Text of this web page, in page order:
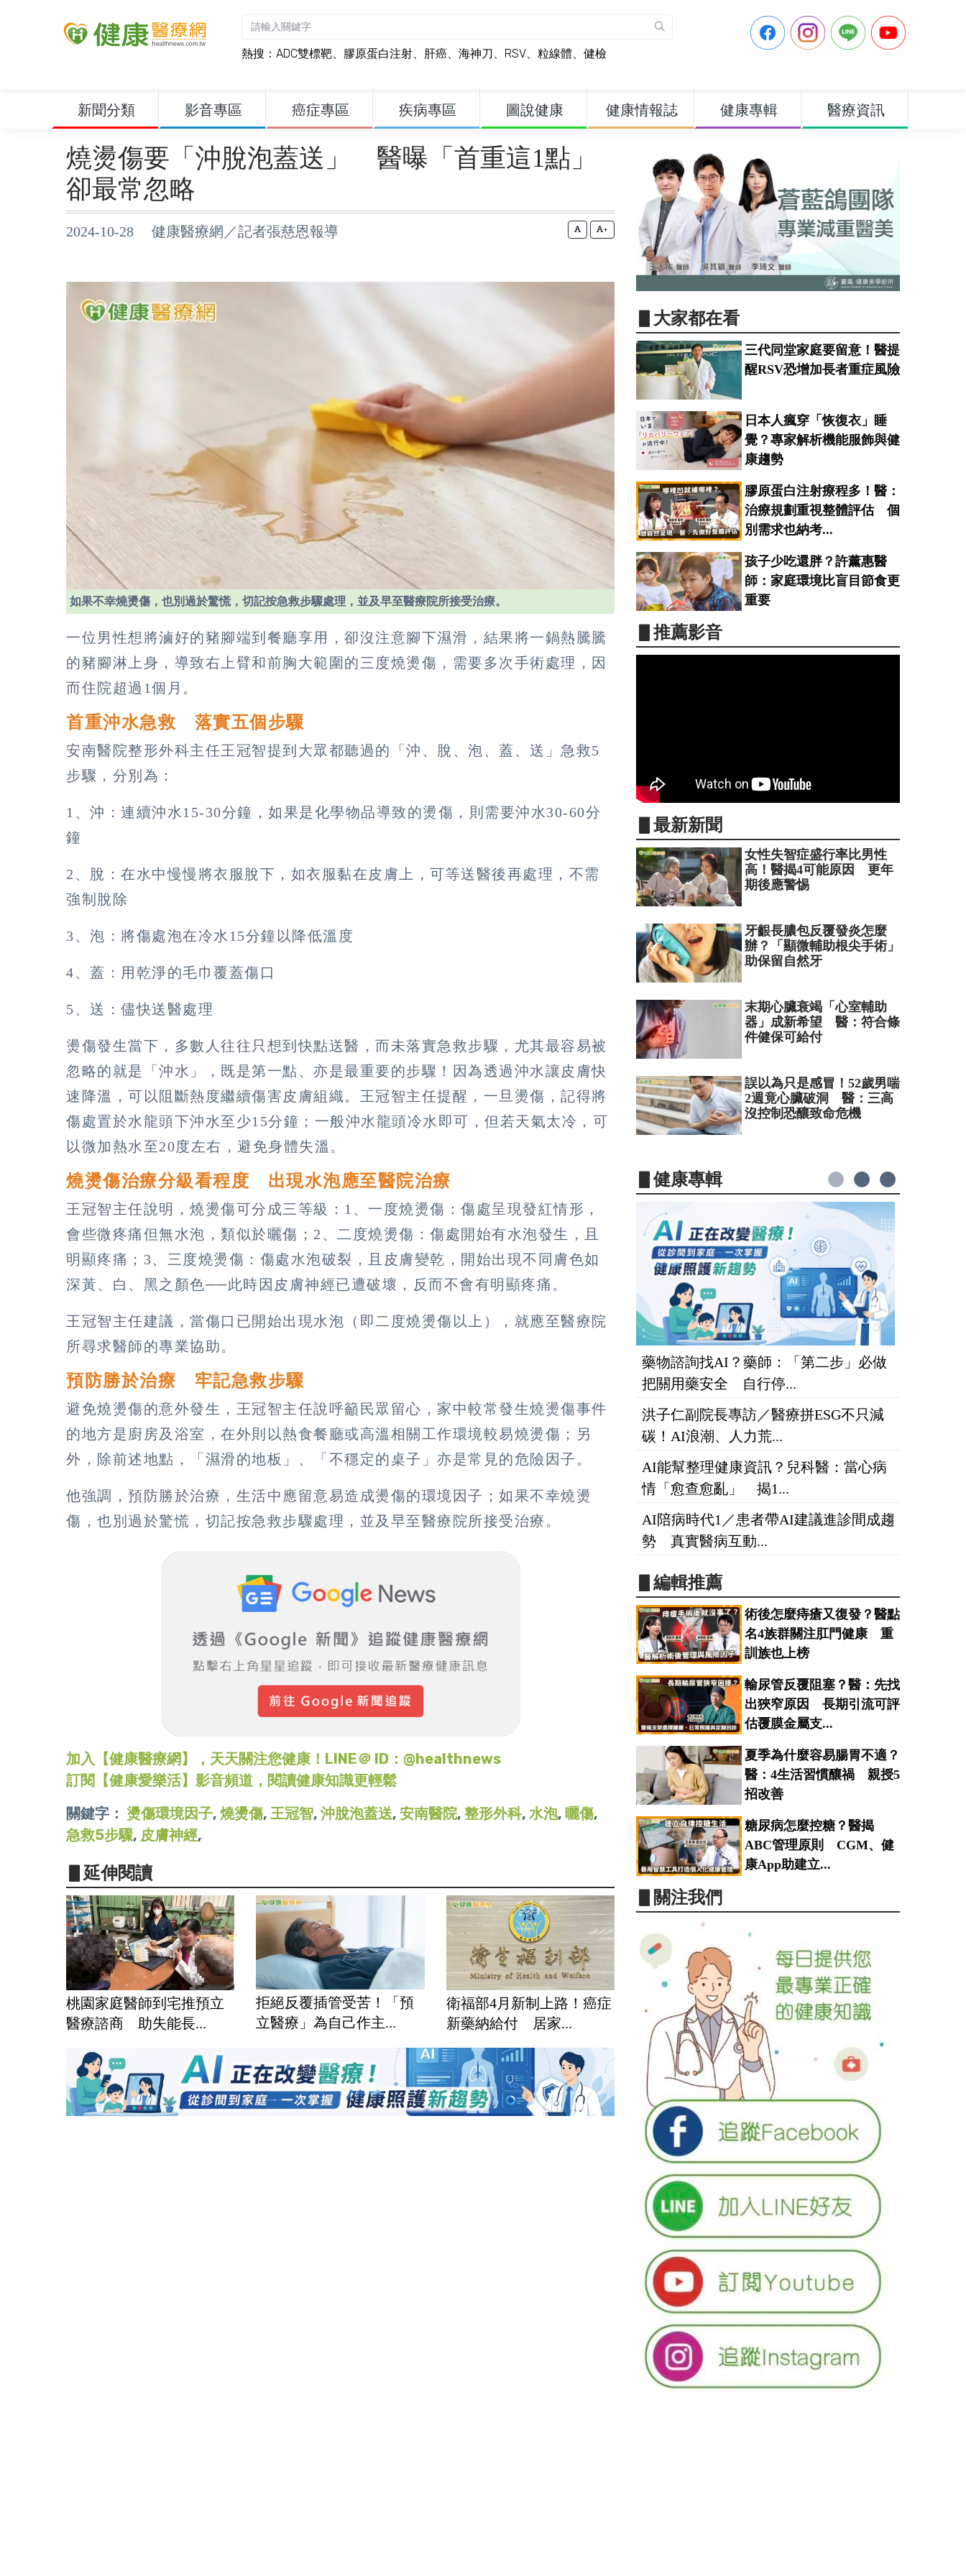
熱搜： ADC雙標靶、 膠原蛋白注射、 肝癌、 海神刀 、 RSV、 粒線體、 健檢
新聞分類 影音專區 癌症專區 疾病專區 圖說健康 健康情報誌 健康專輯 醫療資訊
燒燙傷要「沖脫泡蓋送」 醫曝「首重這1點」
卻最常忽略
2024-10-28 健康醫療網／記者張慈恩報導 +
如果不幸燒燙傷，也別過於驚慌，切記按急救步驟處理，並及早至醫療院所接受治療。
一位男性想將滷好的豬腳端到餐廳享用，卻沒注意腳下濕滑，結果將一鍋熱騰騰
的豬腳淋上身，導致右上臂和前胸大範圍的三度燒燙傷，需要多次手術處理，因
而住院超過1個月。
首重沖水急救 落實五個步驟
安南醫院整形外科主任王冠智提到大眾都聽過的「沖、脫、泡、蓋、送」急救5
步驟，分別為：
1、沖：連續沖水15-30分鐘，如果是化學物品導致的燙傷，則需要沖水30-60分
鐘
2、脫：在水中慢慢將衣服脫下，如衣服黏在皮膚上，可等送醫後再處理，不需
強制脫除
3、泡：將傷處泡在冷水15分鐘以降低溫度
4、蓋：用乾淨的毛巾覆蓋傷口
5、送：儘快送醫處理
燙傷發生當下，多數人往往只想到快點送醫，而未落實急救步驟，尤其最容易被
忽略的就是「沖水」，既是第一點、亦是最重要的步驟！因為透過沖水讓皮膚快
速降溫，可以阻斷熱度繼續傷害皮膚組織。王冠智主任提醒，一旦燙傷，記得將
傷處置於水龍頭下沖水至少15分鐘；一般沖水龍頭冷水即可，但若天氣太冷，可
以微加熱水至20度左右，避免身體失溫。
燒燙傷治療分級看程度 出現水泡應至醫院治療
王冠智主任說明，燒燙傷可分成三等級：1、一度燒燙傷：傷處呈現發紅情形，
會些微疼痛但無水泡，類似於曬傷；2、二度燒燙傷：傷處開始有水泡發生，且
明顯疼痛；3、三度燒燙傷：傷處水泡破裂，且皮膚變乾，開始出現不同膚色如
深黃、白、黑之顏色──此時因皮膚神經已遭破壞，反而不會有明顯疼痛。
王冠智主任建議，當傷口已開始出現水泡（即二度燒燙傷以上），就應至醫療院
所尋求醫師的專業協助。
預防勝於治療 牢記急救步驟
避免燒燙傷的意外發生，王冠智主任說呼籲民眾留心，家中較常發生燒燙傷事件
的地方是廚房及浴室，在外則以熱食餐廳或高溫相關工作環境較易燒燙傷；另
外，除前述地點，「濕滑的地板」、「不穩定的桌子」亦是常見的危險因子。
他強調，預防勝於治療，生活中應留意易造成燙傷的環境因子；如果不幸燒燙
傷，也別過於驚慌，切記按急救步驟處理，並及早至醫療院所接受治療。
加入【健康醫療網】，天天關注您健康！LINE＠ ID：@healthnews
訂閱【健康愛樂活】影音頻道，閱讀健康知識更輕鬆
關鍵字： 燙傷環境因子, 燒燙傷, 王冠智, 沖脫泡蓋送, 安南醫院, 整形外科, 水泡, 曬傷,
急救5步驟, 皮膚神經,
▋延伸閱讀
桃園家庭醫師到宅推預立
醫療諮商 助失能長...
拒絕反覆插管受苦！「預
立醫療」為自己作主...
衛福部4月新制上路！癌症
新藥納給付 居家...
▋大家都在看
三代同堂家庭要留意！醫提
醒RSV恐增加長者重症風險
日本人瘋穿「恢復衣」睡
覺？專家解析機能服飾與健
康趨勢
膠原蛋白注射療程多！醫：
治療規劃重視整體評估 個
別需求也納考...
孩子少吃還胖？許薰惠醫
師：家庭環境比盲目節食更
重要
▋推薦影音
▋最新新聞
女性失智症盛行率比男性
高！醫揭4可能原因 更年
期後應警惕
牙齦長膿包反覆發炎怎麼
辦？「顯微輔助根尖手術」
助保留自然牙
末期心臟衰竭「心室輔助
器」成新希望 醫：符合條
件健保可給付
誤以為只是感冒！52歲男喘
2週竟心臟破洞 醫：三高
沒控制恐釀致命危機
▋健康專輯
藥物諮詢找AI？藥師：「第二步」必做
把關用藥安全 自行停...
洪子仁副院長專訪／醫療拼ESG不只減
碳！AI浪潮、人力荒...
AI能幫整理健康資訊？兒科醫：當心病
情「愈查愈亂」 揭1...
AI陪病時代1／患者帶AI建議進診間成趨
勢 真實醫病互動...
▋編輯推薦
術後怎麼痔瘡又復發？醫點
名4族群關注肛門健康 重
訓族也上榜
輸尿管反覆阻塞？醫：先找
出狹窄原因 長期引流可評
估覆膜金屬支...
夏季為什麼容易腸胃不適？
醫：4生活習慣釀禍 親授5
招改善
糖尿病怎麼控糖？醫揭
ABC管理原則 CGM、健
康App助建立...
▋關注我們